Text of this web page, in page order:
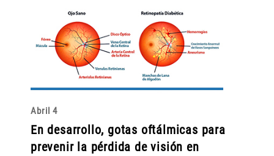
Abril 4
En desarrollo, gotas oftálmicas para
prevenir la pérdida de visión en